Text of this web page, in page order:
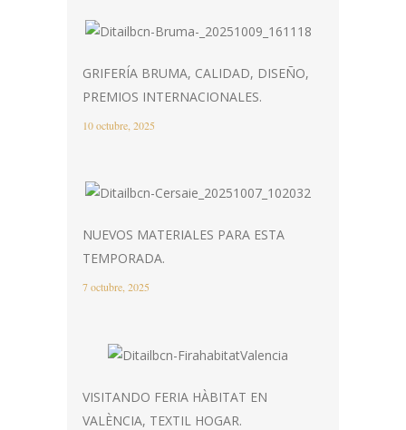
GRIFERÍA BRUMA, CALIDAD, DISEÑO,
PREMIOS INTERNACIONALES.
10 octubre, 2025
NUEVOS MATERIALES PARA ESTA
TEMPORADA.
7 octubre, 2025
VISITANDO FERIA HÀBITAT EN
VALÈNCIA, TEXTIL HOGAR.